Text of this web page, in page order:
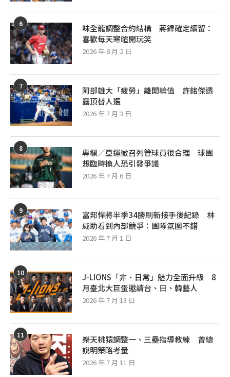
6
味全龍調整合約結構 蔣銲確定續留：
喜歡每天寒暄開玩笑
2026 年 8 月 2 日
7
阿部雄大「疲勞」離開輪值 許銘傑透
露頂替人選
2026 年 7 月 3 日
8
專欄／亞運徵召列管球員很合理 球團
想臨時換人恐引發爭議
2026 年 7 月 6 日
9
富邦悍將半季34勝刷新接手後紀錄 林
威助看到內部競爭：團隊氛圍不錯
2026 年 7 月 1 日
10
J-LIONS「非．日常」魅力全面升級 8
月臺北大巨蛋邀請台、日、韓藝人
2026 年 7 月 13 日
11
樂天桃猿調整一、三壘指導教練 曾總
說明策略考量
2026 年 7 月 11 日